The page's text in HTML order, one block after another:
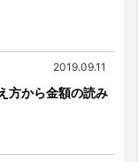
2019.09.11
方から金額の読み